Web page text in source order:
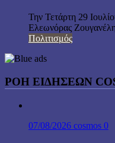
Την Τετάρτη 29
Ελεωνόρας
Πολιτισμός
ΡΟΗ ΕΙΔΗΣΕΩΝ
07/08/2026 cosmos 0